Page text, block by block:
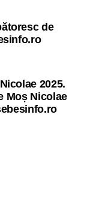
de
2025.
Moș Nicolae